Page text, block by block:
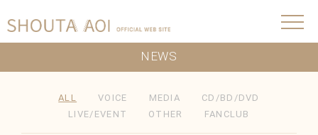
NEWS
ALL VOICE MEDIA
CD/BD/DVD
LIVE/EVENT
OTHER FANCLUB